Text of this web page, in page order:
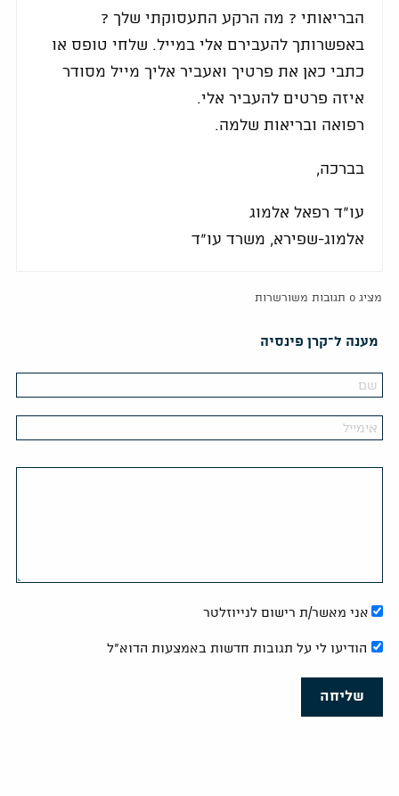
הבריאותי ? מה הרקע התעסוקתי שלך ?
באפשרותך להעבירם אלי במייל. שלחי טופס או
כתבי כאן את פרטיך ואעביר אליך מייל מסודר
איזה פרטים להעביר אלי.
רפואה ובריאות שלמה.
בברכה,
עו"ד רפאל אלמוג
אלמוג-שפירא, משרד עו"ד
מציג 0 תגובות משורשרות
מענה ל־קרן פינסיה
אני מאשר/ת רישום לנייוזלטר
הודיעו לי על תגובות חדשות באמצעות הדוא"ל
שליחה